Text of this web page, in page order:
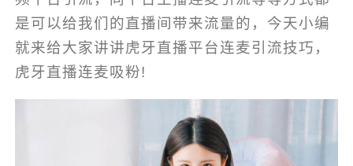
是可以给我们的直播间带来流量的，今天小编
就来给大家讲讲虎牙直播平台连麦引流技巧，
虎牙直播连麦吸粉!